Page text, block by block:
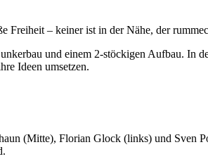
– keiner ist in der Nähe, der
und einem 2-stöckigen Aufbau. In
Ideen umsetzen.
(Mitte), Florian Glock (links) und Sven